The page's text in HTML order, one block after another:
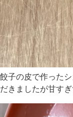
餃子の皮で作った
だきましたが甘すぎ